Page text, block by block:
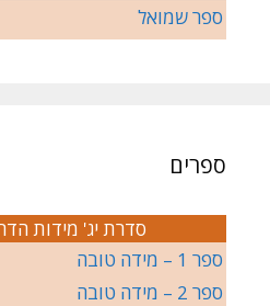
ספר שמואל
ספרים
סדרת יג' מידות
ספר 1 – מידה טובה
ספר 2 – מידה טובה